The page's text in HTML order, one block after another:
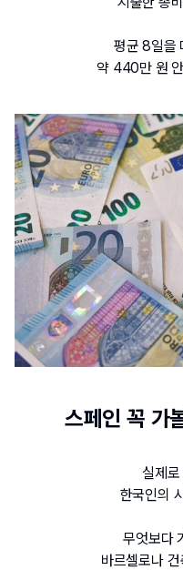
평균 8일을
약 440만 원
스페인 꼭 가
실제
한국인의
무엇보다
바르셀로나